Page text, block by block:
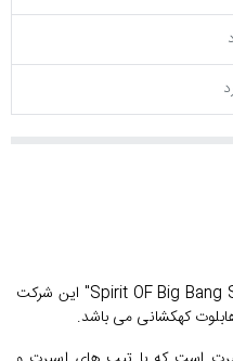
این ساعت هابلوت از سری "Spirit OF Big Bang Sang Bleu" این شرکت
کهکشانی می باشد.